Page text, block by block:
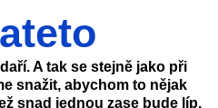
A tak se stejně jako při
snažit, abychom to nějak
snad jednou zase bude líp.